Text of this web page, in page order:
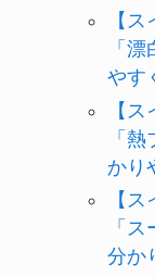
【
「
やす
【
「
かり
【
「
分か